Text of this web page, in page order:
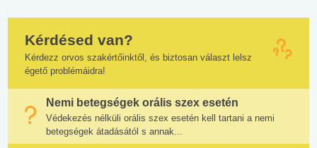
Kérdésed van?
Kérdezz orvos szakértőinktől, és biztosan választ lelsz
égető problémáidra!
Nemi betegségek orális szex esetén
Védekezés nélküli orális szex esetén kell tartani a nemi
betegségek átadásától s annak...